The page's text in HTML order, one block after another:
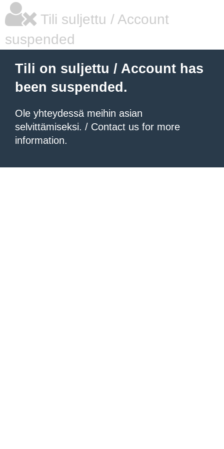
Tili suljettu / Account
suspended
Tili on suljettu / Account has
been suspended.
Ole yhteydessä meihin asian
selvittämiseksi. / Contact us for more
information.